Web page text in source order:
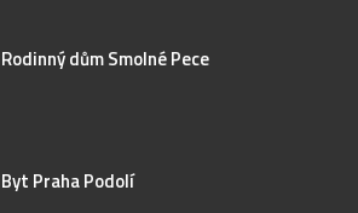
Rodinný dům Smolné Pece
Byt Praha Podolí